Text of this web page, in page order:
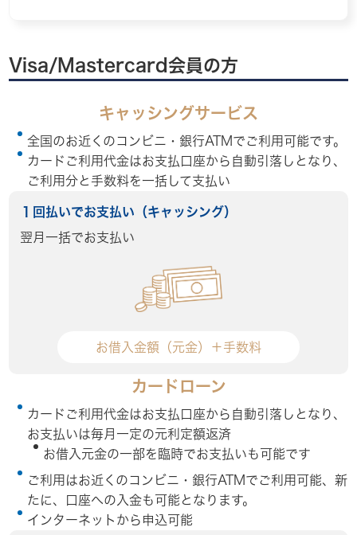
Visa/Mastercard会員の方
キャッシングサービス
全国のお近くのコンビニ・銀行ATMでご利用可能です。
カードご利用代金はお支払口座から自動引落しとなり、
ご利用分と手数料を一括して支払い
１回払いでお支払い（キャッシング）
翌月一括でお支払い
お借入金額（元金）＋手数料
カードローン
カードご利用代金はお支払口座から自動引落しとなり、
お支払いは毎月一定の元利定額返済
お借入元金の一部を臨時でお支払いも可能です
ご利用はお近くのコンビニ・銀行ATMでご利用可能、新
たに、口座への入金も可能となります。
インターネットから申込可能